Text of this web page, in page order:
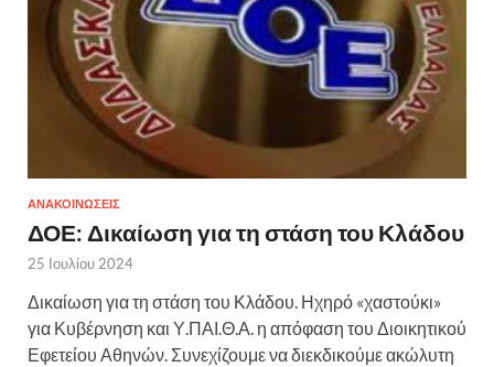
ΑΝΑΚΟΙΝΩΣΕΙΣ
ΔΟΕ: Δικαίωση για τη στάση του Κλάδου
25 Ιουλίου 2024
Δικαίωση για τη στάση του Κλάδου. Ηχηρό «χαστούκι»
για Κυβέρνηση και Υ.ΠΑΙ.Θ.Α. η απόφαση του Διοικητικού
Εφετείου Αθηνών. Συνεχίζουμε να διεκδικούμε ακώλυτη